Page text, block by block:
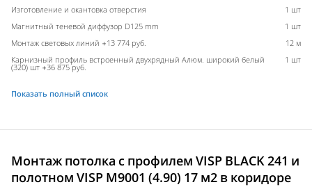
Изготовление и окантовка отверстия
1 шт
Магнитный теневой диффузор D125 mm
1 шт
Монтаж световых линий +13 774 руб.
12 м
Карнизный профиль встроенный двухрядный Алюм. широкий белый
(320) шт +36 875 руб.
1 шт
Показать полный список
Монтаж потолка с профилем VISP BLACK 241 и
полотном VISP M9001 (4.90) 17 м2 в коридоре